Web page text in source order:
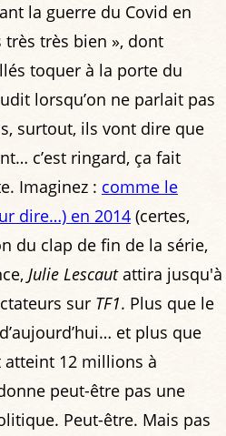
la guerre du Covid en
très bien », dont
toquer à la porte du
lorsqu’on ne parlait pas
surtout, ils vont dire que
c’est ringard, ça fait
Imaginez : comme le
dire…) en 2014 (certes,
du clap de fin de la série,
Julie Lescautattira jusqu'à
sur TF1. Plus que le
et plus que
atteint 12 millions à
peut-être pas une
Peut-être. Mais pas